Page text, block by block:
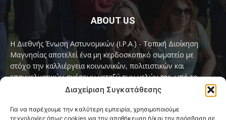
Διαχείριση Συγκατάθεσης
Για να παρέχουμε την καλύτερη εμπειρία, χρησιμοποιούμε
τεχνολογίες όπως cookies για την αποθήκευση ή/και την πρόσβαση σε
ABOUT US
Η Διεθνής Ένωση Αστυνομικών (I.P.A.) - Τοπική Διοίκηση
Μαγνησίας αποτελεί ένα μη κερδοσκοπικό σωματείο με
στόχο την καλλιέργεια κοινωνικών, πολιτιστικών και
επαγγελματικών σχέσεων μεταξύ των μελών της, υπό το
παγκόσμιο σύνθημα «Servo per Amikeco» (Υπηρετώ δια της